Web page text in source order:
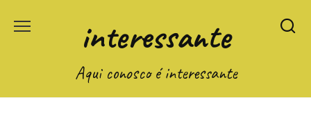
interessante
Aqui conosco é interessante